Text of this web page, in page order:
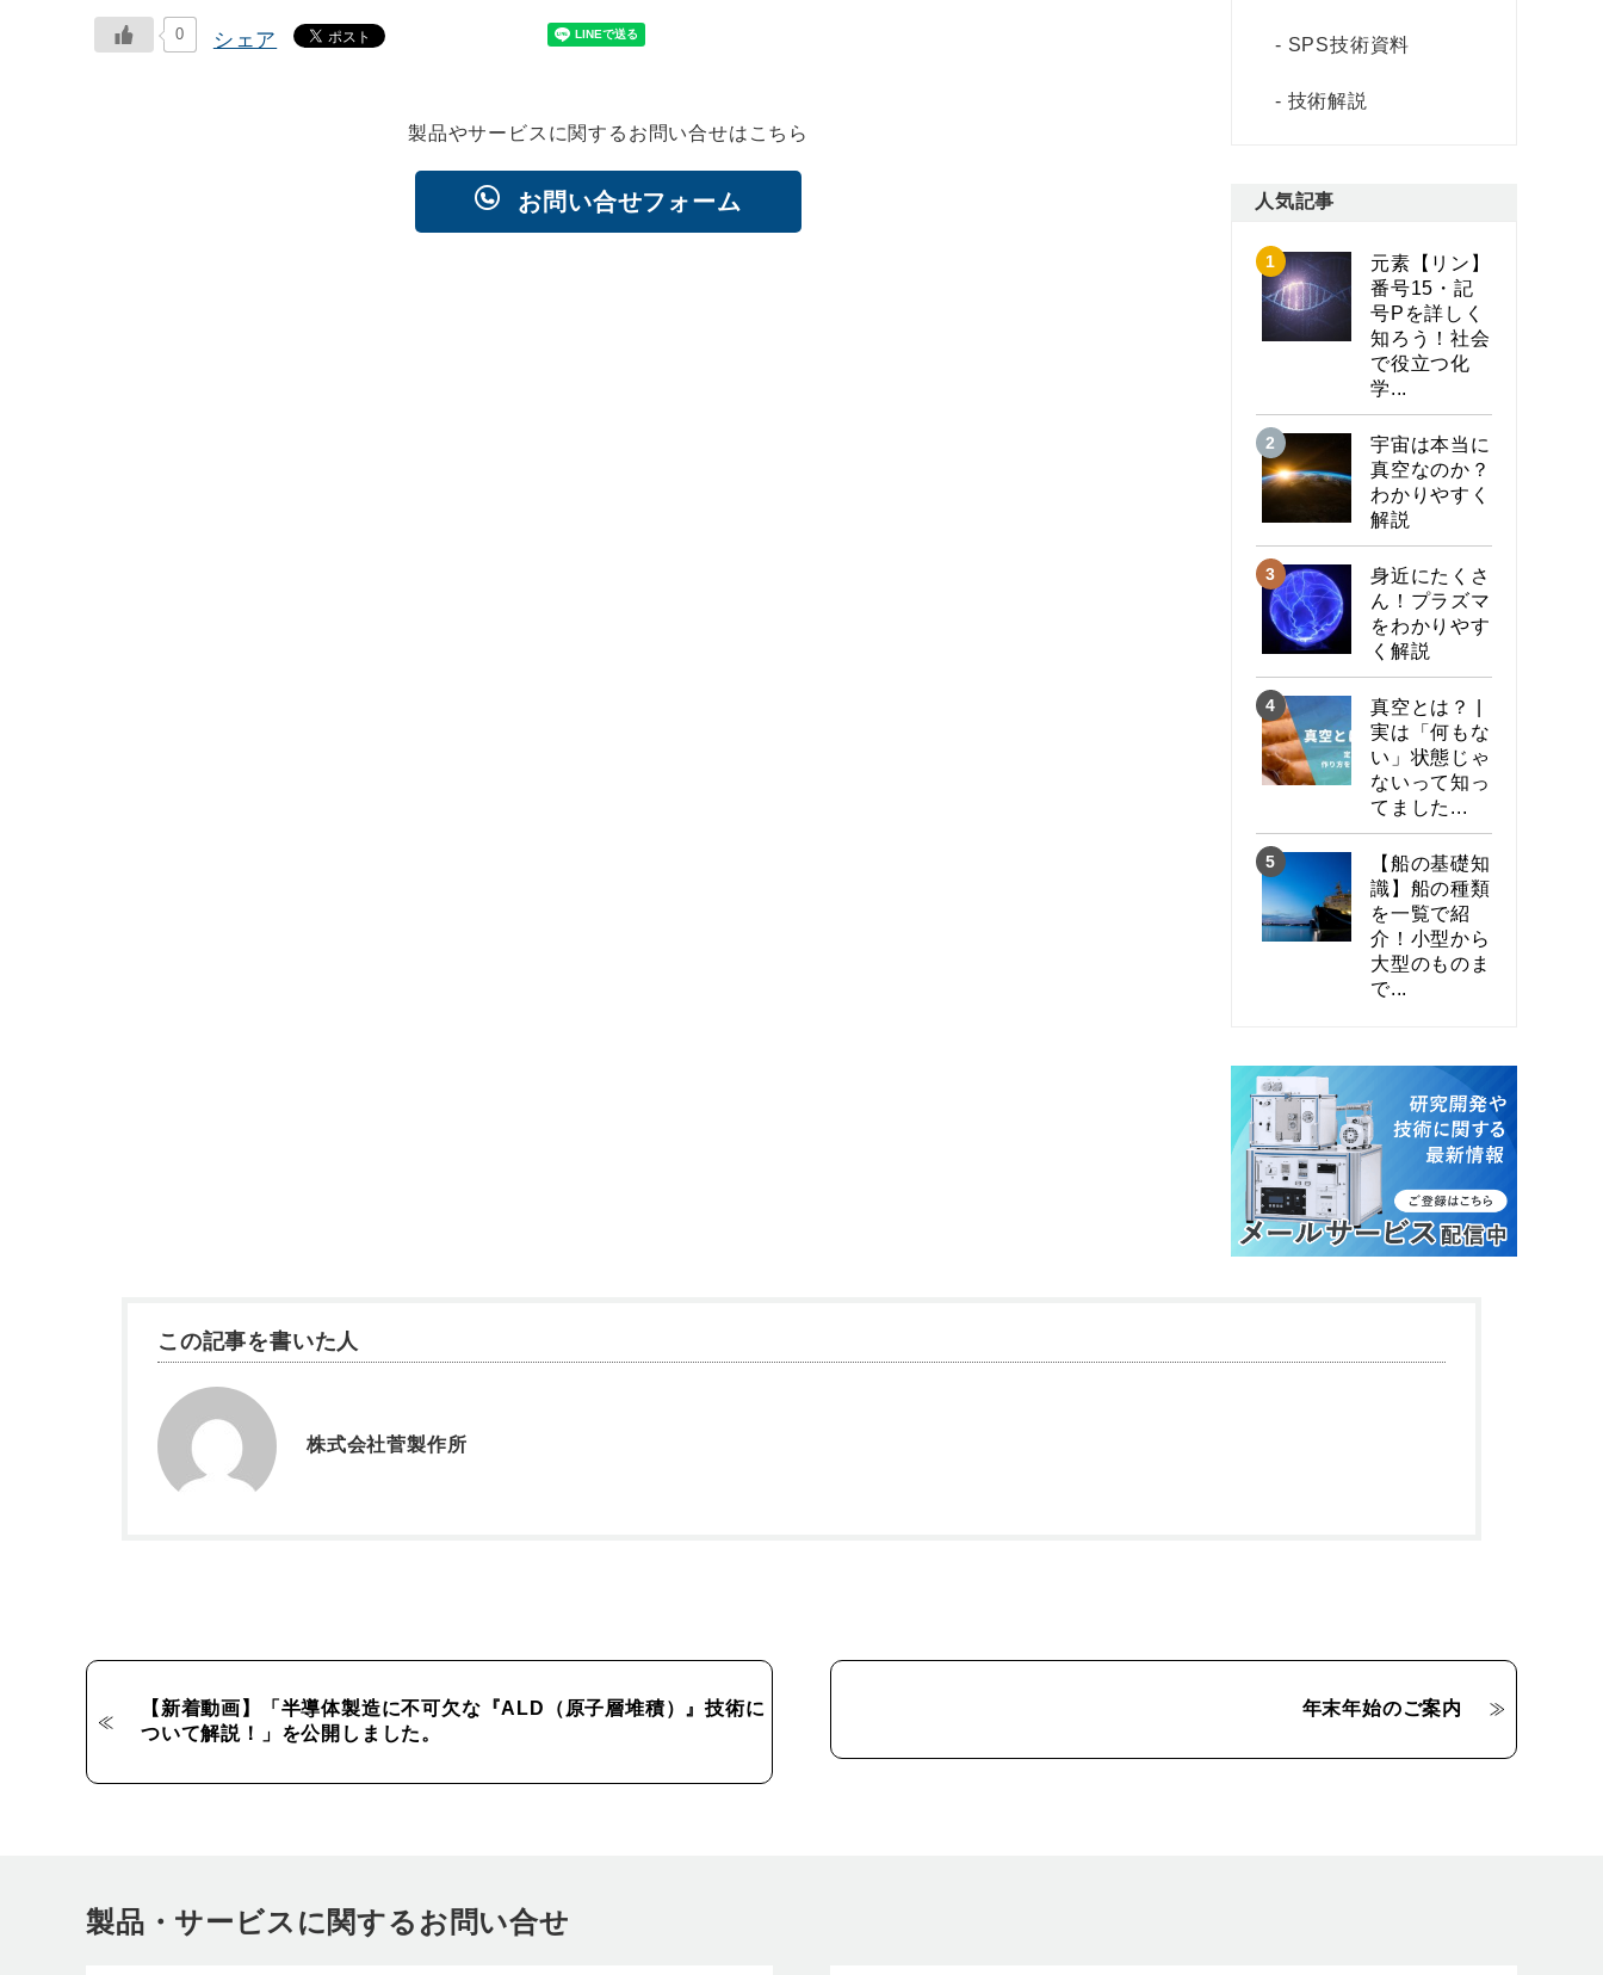
0 シェア
製品やサービスに関するお問い合せはこちら
お問い合せフォーム
SPS技術資料
技術解説
人気記事
元素【リン】
番号15・記
号Pを詳しく
知ろう！社会
で役立つ化
学...
宇宙は本当に
真空なのか？
わかりやすく
解説
身近にたくさ
ん！プラズマ
をわかりやす
く解説
真空とは？ |
実は「何もな
い」状態じゃ
ないって知っ
てました...
【船の基礎知
識】船の種類
を一覧で紹
介！小型から
大型のものま
で...
この記事を書いた人
株式会社菅製作所
【新着動画】「半導体製造に不可欠な『ALD（原子層堆積）』技術に
ついて解説！」を公開しました。
年末年始のご案内
製品・サービスに関するお問い合せ